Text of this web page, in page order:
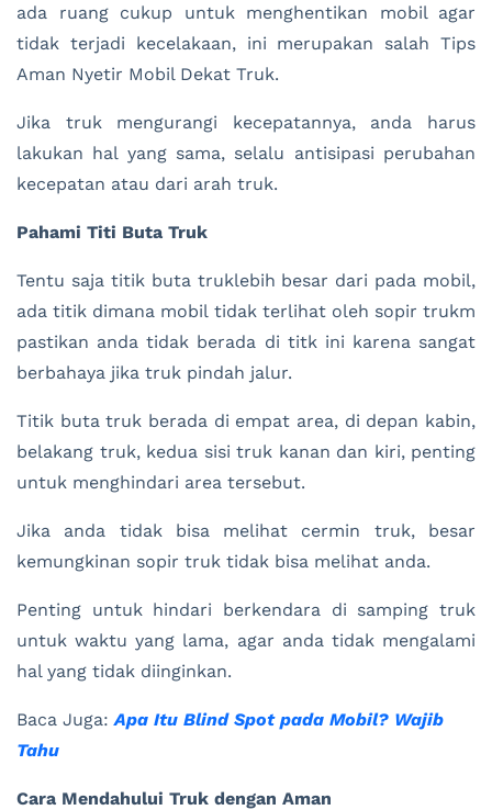
ada ruang cukup untuk menghentikan mobil agar
tidak terjadi kecelakaan, ini merupakan salah Tips
Aman Nyetir Mobil Dekat Truk.
Jika truk mengurangi kecepatannya, anda harus
lakukan hal yang sama, selalu antisipasi perubahan
kecepatan atau dari arah truk.
Pahami Titi Buta Truk
Tentu saja titik buta truklebih besar dari pada mobil,
ada titik dimana mobil tidak terlihat oleh sopir trukm
pastikan anda tidak berada di titk ini karena sangat
berbahaya jika truk pindah jalur.
Titik buta truk berada di empat area, di depan kabin,
belakang truk, kedua sisi truk kanan dan kiri, penting
untuk menghindari area tersebut.
Jika anda tidak bisa melihat cermin truk, besar
kemungkinan sopir truk tidak bisa melihat anda.
Penting untuk hindari berkendara di samping truk
untuk waktu yang lama, agar anda tidak mengalami
hal yang tidak diinginkan.
Baca Juga: Apa Itu Blind Spot pada Mobil? Wajib
Tahu
Cara Mendahului Truk dengan Aman